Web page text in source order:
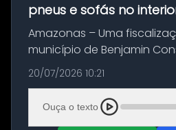
pneus e sofás no
Amazonas – Uma
município de Benjamin
com a apreensão de
quilos de entorpecentes
embarcação atracada no
materia...
20/07/2026 10:21
Ouça o texto